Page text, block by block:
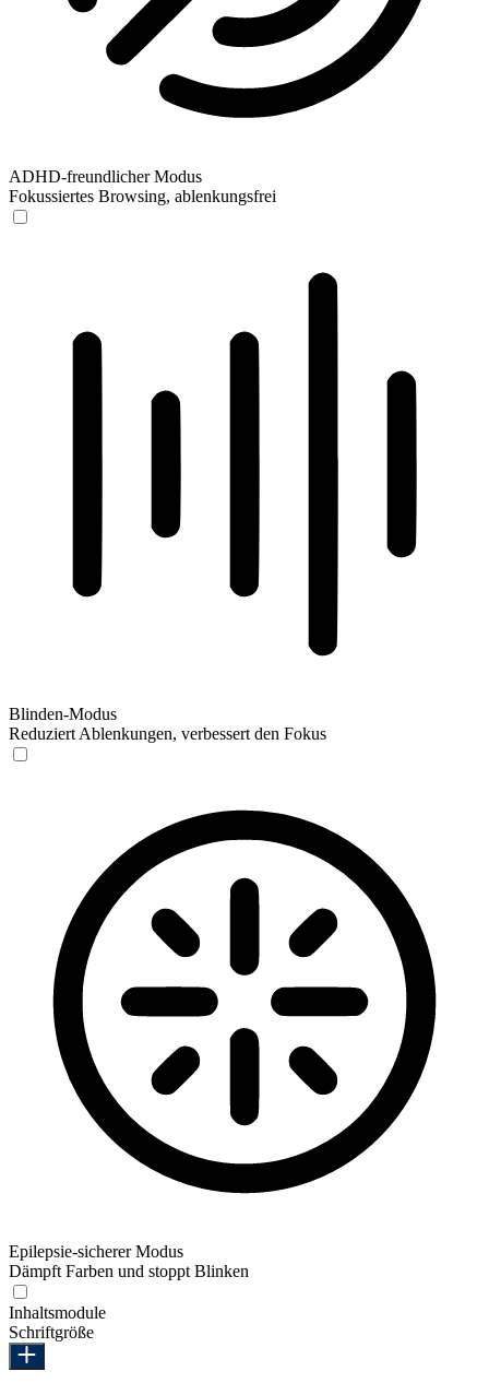
ADHD-freundlicher Modus
Fokussiertes Browsing, ablenkungsfrei
Blinden-Modus
Reduziert Ablenkungen, verbessert den Fokus
Epilepsie-sicherer Modus
Dämpft Farben und stoppt Blinken
Inhaltsmodule
Schriftgröße